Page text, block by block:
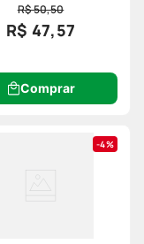
R$ 50,50
R$ 47,57
Comprar
4%